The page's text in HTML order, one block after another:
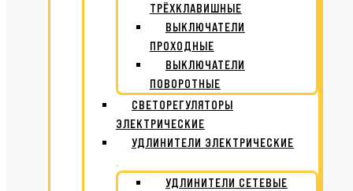
ТРЁХКЛАВИШНЫЕ
ВЫКЛЮЧАТЕЛИ
ПРОХОДНЫЕ
ВЫКЛЮЧАТЕЛИ
ПОВОРОТНЫЕ
СВЕТОРЕГУЛЯТОРЫ
ЭЛЕКТРИЧЕСКИЕ
УДЛИНИТЕЛИ ЭЛЕКТРИЧЕСКИЕ
УДЛИНИТЕЛИ СЕТЕВЫЕ